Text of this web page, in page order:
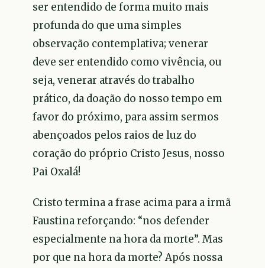
ser entendido de forma muito mais
profunda do que uma simples
observação contemplativa; venerar
deve ser entendido como vivência, ou
seja, venerar através do trabalho
prático, da doação do nosso tempo em
favor do próximo, para assim sermos
abençoados pelos raios de luz do
coração do próprio Cristo Jesus, nosso
Pai Oxalá!
Cristo termina a frase acima para a irmã
Faustina reforçando: “nos defender
especialmente na hora da morte”. Mas
por que na hora da morte? Após nossa